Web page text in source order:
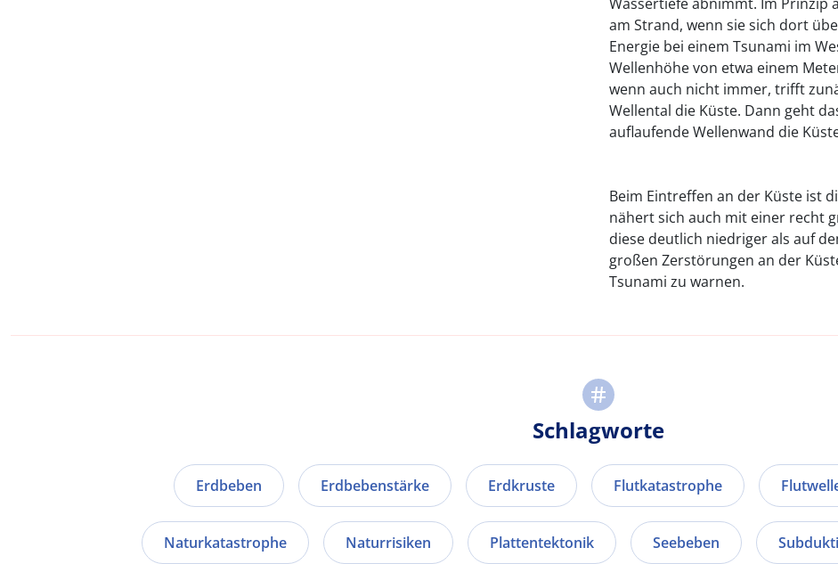
am Strand, wenn sie sich dort
Energie bei einem Tsunami im
Wellenhöhe von etwa einem
wenn auch nicht immer, trifft
Wellental die Küste. Dann geht
auflaufende Wellenwand die
Beim Eintreffen an der Küste ist
nähert sich auch mit einer recht
diese deutlich niedriger als auf
großen Zerstörungen an der
Tsunami zu warnen.
Schlagworte
Erdbeben Erdbebenstärke Erdkruste Flutkatastrophe
Naturkatastrophe Naturrisiken Plattentektonik Seebeben